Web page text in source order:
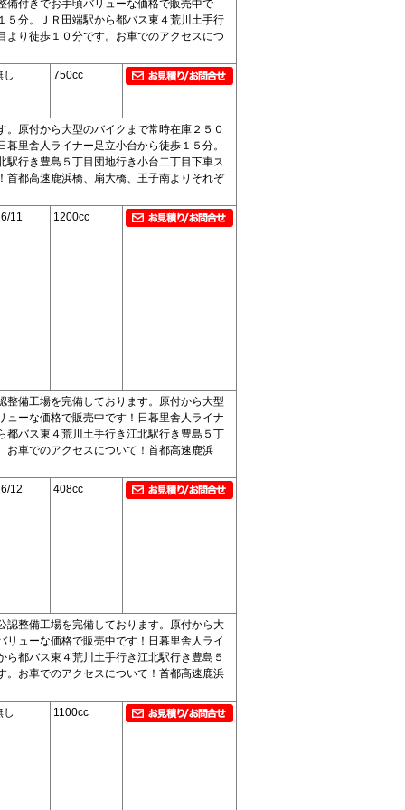
備付きでお手頃バリューな価格で販売中で
５分。ＪＲ田端駅から都バス東４荒川土手行
り徒歩１０分です。お車でのアクセスにつ
し 750cc
原付から大型のバイクまで常時在庫２５０
里舎人ライナー足立小台から徒歩１５分。
行き豊島５丁目団地行き小台二丁目下車ス
首都高速鹿浜橋、扇大橋、王子南よりそれぞ
11 1200cc
備工場を完備しております。原付から大型
ーな価格で販売中です！日暮里舎人ライナ
都バス東４荒川土手行き江北駅行き豊島５丁
お車でのアクセスについて！首都高速鹿浜
12 408cc
認整備工場を完備しております。原付から大
ューな価格で販売中です！日暮里舎人ライ
都バス東４荒川土手行き江北駅行き豊島５
。お車でのアクセスについて！首都高速鹿浜
し 1100cc